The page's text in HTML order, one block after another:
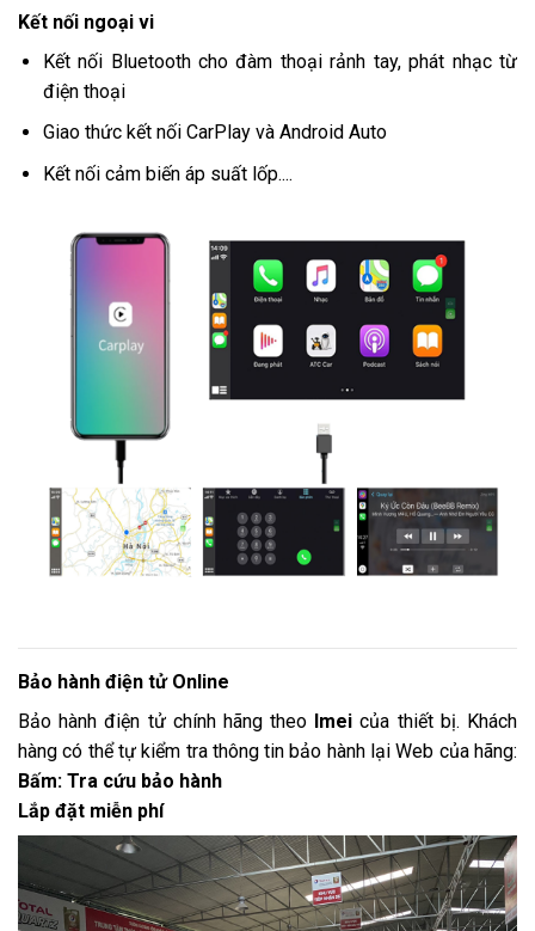
Kết nối ngoại vi
Kết nối Bluetooth cho đàm thoại rảnh tay, phát nhạc từ
điện thoại
Giao thức kết nối CarPlay và Android Auto
Kết nối cảm biến áp suất lốp....
Bảo hành điện tử Online
Bảo hành điện tử chính hãng theo Imei của thiết bị. Khách
hàng có thể tự kiểm tra thông tin bảo hành lại Web của hãng:
Bấm: Tra cứu bảo hành
Lắp đặt miễn phí